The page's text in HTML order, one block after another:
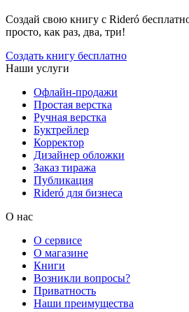
Создай свою книгу с Rideró
просто, как раз, два, три!
Создать книгу бесплатно
Наши услуги
Офлайн-продажи
Простая верстка
Ручная верстка
Буктрейлер
Корректор
Дизайнер обложки
Заказ тиража
Публикация
Rideró для бизнеса
О нас
О сервисе
О магазине
Книги
Возникли вопросы?
Приватность
Наши преимущества